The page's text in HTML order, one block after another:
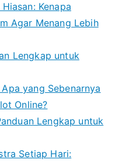
Kenapa
Agar Menang Lebih
Lengkap untuk
yang Sebenarnya
Online?
Lengkap untuk
Setiap Hari: